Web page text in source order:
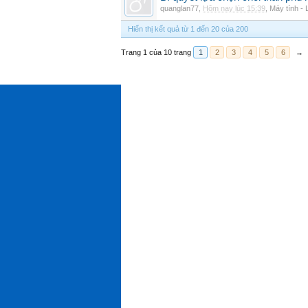
quanglan77 Hôm nay lúc 15:39 Máy tính -
Hiển thị kết quả từ 1 đến 20 của 200
Trang 1 của 10 trang 1 2 3 4 5 6 →